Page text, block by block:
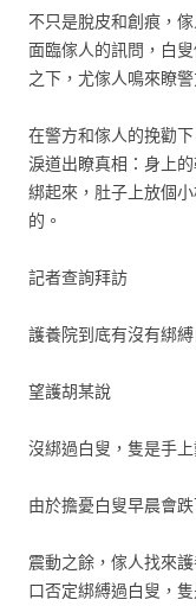
不只是脫皮和創痕，
面臨傢人的訊問，白
之下，尤傢人鳴來瞭警
在警方和傢人的挽勸
淚道出瞭真相：身上
綁起來，肚子上放個
的。
記者查詢拜訪
護養院到底有沒有綁縛
望護胡某說
沒綁過白叟，隻是手
由於擔憂白叟早晨會
震動之餘，傢人找來
口否定綁縛過白叟，